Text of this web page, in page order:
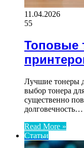
11.04.2026
55
Топовые
Лучшие тонеры
выбор тонера
существенно
долговечность…
Read More »
Статьи